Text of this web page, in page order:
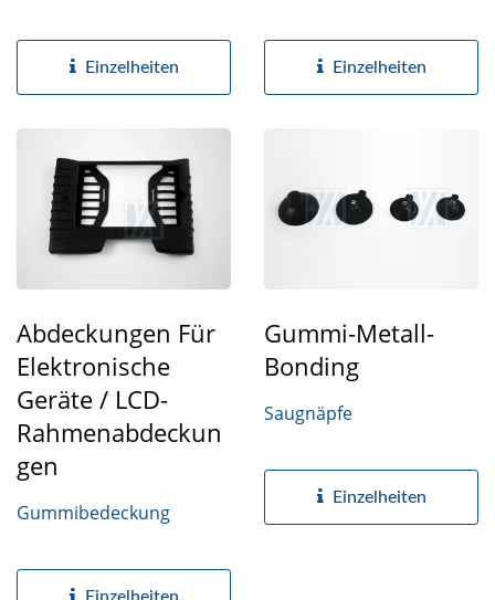
Einzelheiten Einzelheiten
Abdeckungen Für
Elektronische
Geräte / LCD-
Rahmenabdeckun
Gen
Gummibedeckung
Einzelheiten
Gummi-Metall-
Bonding
Saugnäpfe
Einzelheiten